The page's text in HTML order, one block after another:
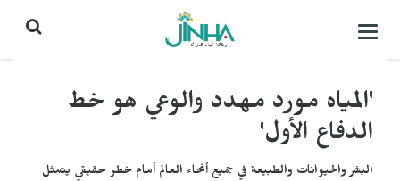
التحكم
'المياه مورد مهدد والوعي هو خط
الدفاع الأول'
البشر والحيوانات والطبيعة في جميع أنحاء العالم أمام خطر حقيقي يتمثل